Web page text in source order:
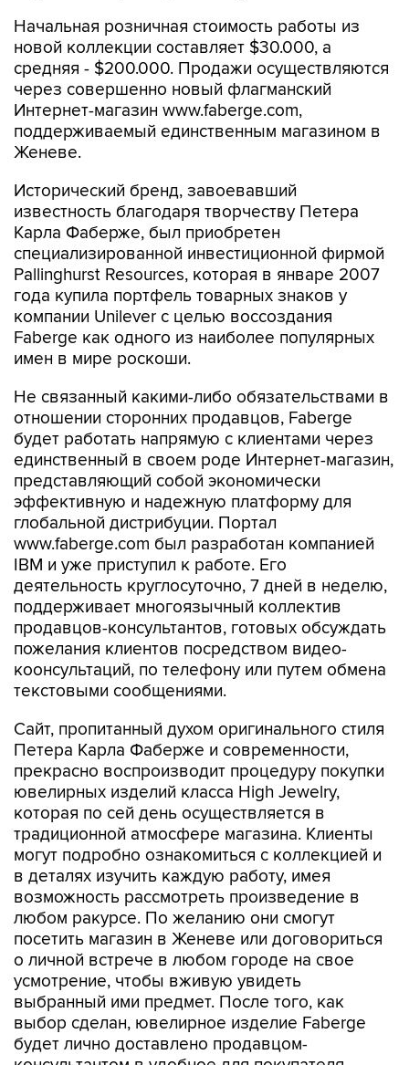
Начальная розничная стоимость работы из
новой коллекции составляет $30.000, а
средняя - $200.000. Продажи осуществляются
через совершенно новый флагманский
Интернет-магазин www.faberge.com,
поддерживаемый единственным магазином в
Женеве.
Исторический бренд, завоевавший
известность благодаря творчеству Петера
Карла Фаберже, был приобретен
специализированной инвестиционной фирмой
Pallinghurst Resources, которая в январе 2007
года купила портфель товарных знаков у
компании Unilever с целью воссоздания
Faberge как одного из наиболее популярных
имен в мире роскоши.
Не связанный какими-либо обязательствами в
отношении сторонних продавцов, Faberge
будет работать напрямую с клиентами через
единственный в своем роде Интернет-магазин,
представляющий собой экономически
эффективную и надежную платформу для
глобальной дистрибуции. Портал
www.faberge.com был разработан компанией
IBM и уже приступил к работе. Его
деятельность круглосуточно, 7 дней в неделю,
поддерживает многоязычный коллектив
продавцов-консультантов, готовых обсуждать
пожелания клиентов посредством видео-
коонсультаций, по телефону или путем обмена
текстовыми сообщениями.
Сайт, пропитанный духом оригинального стиля
Петера Карла Фаберже и современности,
прекрасно воспроизводит процедуру покупки
ювелирных изделий класса High Jewelry,
которая по сей день осуществляется в
традиционной атмосфере магазина. Клиенты
могут подробно ознакомиться с коллекцией и
в деталях изучить каждую работу, имея
возможность рассмотреть произведение в
любом ракурсе. По желанию они смогут
посетить магазин в Женеве или договориться
о личной встрече в любом городе на свое
усмотрение, чтобы вживую увидеть
выбранный ими предмет. После того, как
выбор сделан, ювелирное изделие Faberge
будет лично доставлено продавцом-